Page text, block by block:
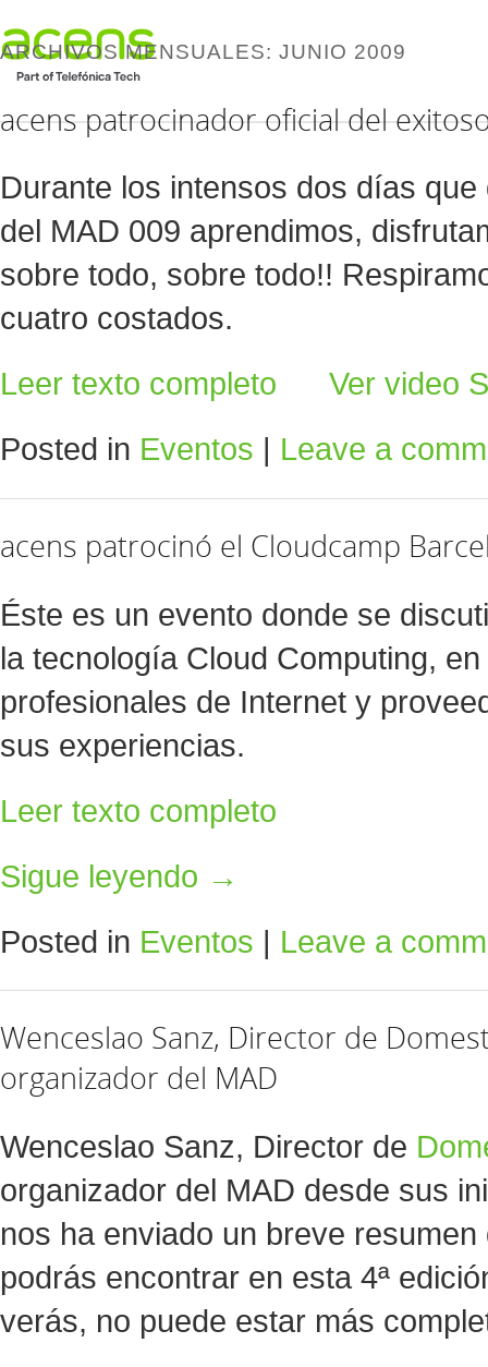
ARCHIVOS MENSUALES: JUNIO 2009
acens patrocinador oficial del
Durante los intensos dos días
del MAD 009 aprendimos,
sobre todo, sobre todo!!
cuatro costados.
Leer texto completo
Ver video
Posted in Eventos Leave a
acens patrocinó el Cloudcamp
Éste es un evento donde se
la tecnología Cloud Computing,
profesionales de Internet y
sus experiencias.
Leer texto completo
Sigue leyendo →
Posted in Eventos | Leave a
Wenceslao Sanz, Director de
organizador del MAD
Wenceslao Sanz, Director de
organizador del MAD desde sus
nos ha enviado un breve
podrás encontrar en esta 4ª
verás, no puede estar más